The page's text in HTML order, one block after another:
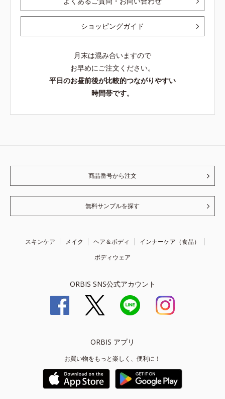
ショッピングガイド
月末は混み合いますので
お早めにご注文ください。
平日のお昼前後が比較的つながりやすい
時間帯です。
商品番号から注文
無料サンプルを探す
スキンケア メイク ヘア＆ボディ
インナーケア（食品）
ボディウェア
ORBIS SNS公式アカウント
ORBIS アプリ
お買い物をもっと楽しく、便利に！